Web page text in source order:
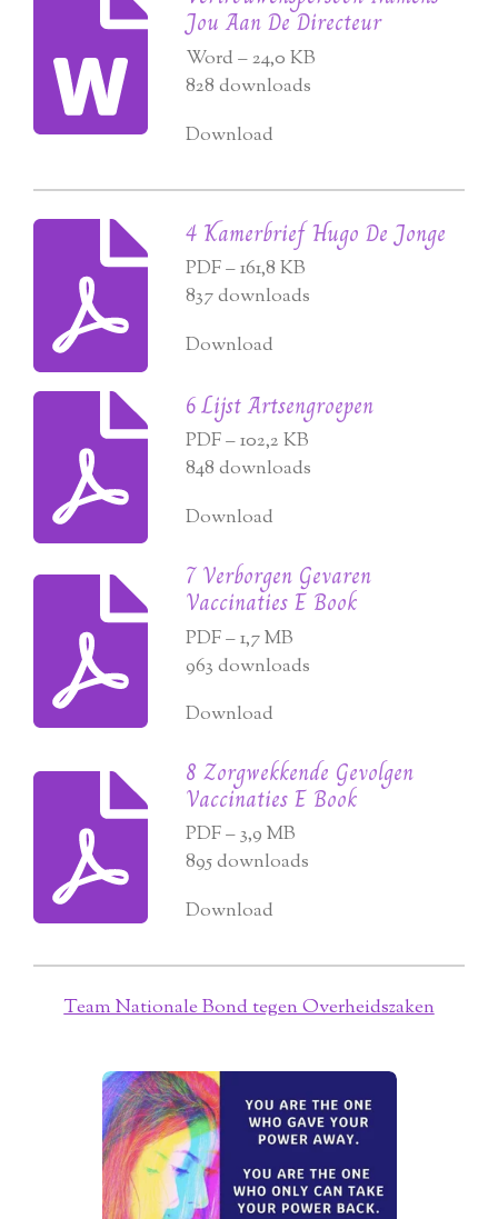
Jou Aan De Directeur
Word – 24,0 KB
828 downloads
Download
4 Kamerbrief Hugo De Jonge
PDF – 161,8 KB
837 downloads
Download
6 Lijst Artsengroepen
PDF – 102,2 KB
848 downloads
Download
7 Verborgen Gevaren
Vaccinaties E Book
PDF – 1,7 MB
963 downloads
Download
8 Zorgwekkende Gevolgen
Vaccinaties E Book
PDF – 3,9 MB
895 downloads
Download
Team Nationale Bond tegen Overheidszaken